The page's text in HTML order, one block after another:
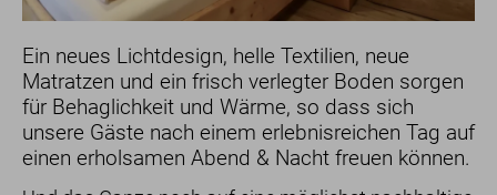
Hotel
Lage
Ein neues Lichtdesign, helle Textilien, neue
Matratzen und ein frisch verlegter Boden sorgen
für Behaglichkeit und Wärme, so dass sich
unsere Gäste nach einem erlebnisreichen Tag auf
einen erholsamen Abend & Nacht freuen können.